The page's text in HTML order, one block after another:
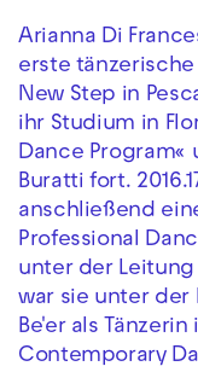
Arianna Di
erste tänzerische
New Step in
ihr Studium in
Dance Program«
Buratti fort.
anschließend
Professional
unter der Leitung
war sie unter der
Be'er als
Contemporary